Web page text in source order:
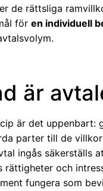
de rättsliga
fören individuell
är
är det uppenbart:
parter till de
ingås säkerställs
rättigheter och
fungera som